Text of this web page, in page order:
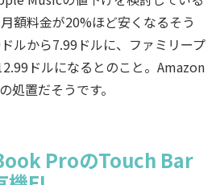
額料金が20%ほど安くなるそう
ルから7.99ドルに、ファミリープ
ドルになるとのこと。Amazon
置だそうです。
ProのTouch Bar